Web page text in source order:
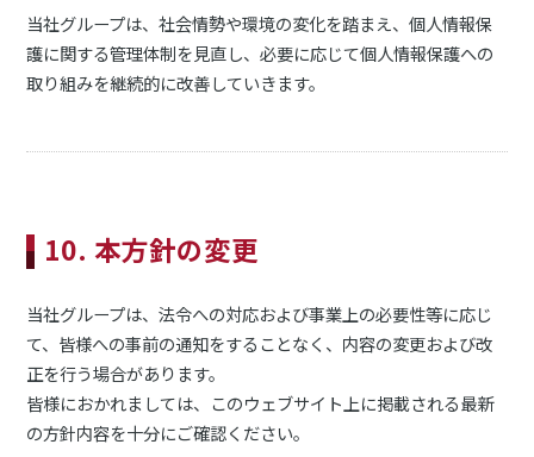
当社グループは、社会情勢や環境の変化を踏まえ、個人情報保
護に関する管理体制を見直し、必要に応じて個人情報保護への
取り組みを継続的に改善していきます。
10. 本方針の変更
当社グループは、法令への対応および事業上の必要性等に応じ
て、皆様への事前の通知をすることなく、内容の変更および改
正を行う場合があります。
皆様におかれましては、このウェブサイト上に掲載される最新
の方針内容を十分にご確認ください。